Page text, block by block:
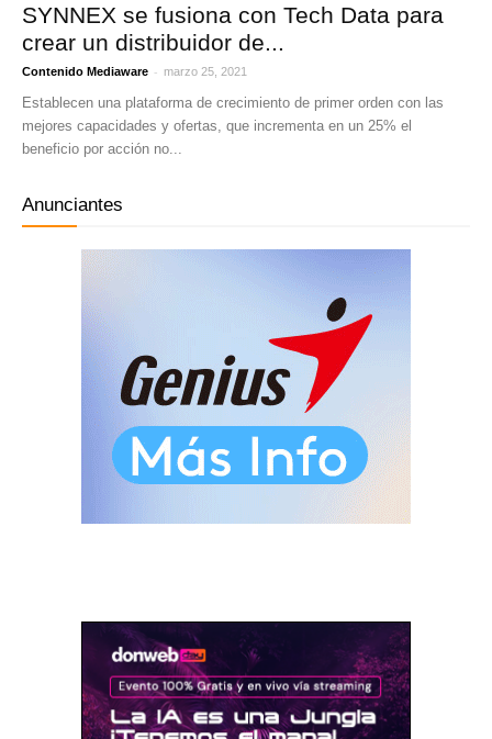
SYNNEX se fusiona con Tech Data para
crear un distribuidor de...
Contenido Mediaware - marzo 25, 2021
Establecen una plataforma de crecimiento de primer orden con las
mejores capacidades y ofertas, que incrementa en un 25% el
beneficio por acción no...
Anunciantes